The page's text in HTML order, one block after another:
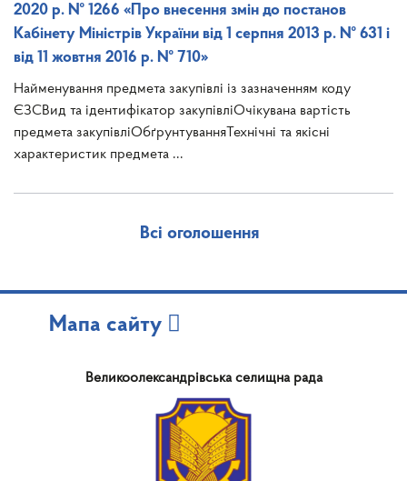
2020 р. № 1266 «Про внесення змін до постанов
Кабінету Міністрів України від 1 серпня 2013 р. № 631 і
від 11 жовтня 2016 р. № 710»
Найменування предмета закупівлі із зазначенням коду
ЄЗСВид та ідентифікатор закупівліОчікувана вартість
предмета закупівліОбґрунтуванняТехнічні та якісні
характеристик предмета ...
Всі оголошення
Мапа сайту
Великоолександрівська селищна рада